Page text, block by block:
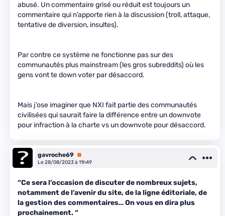
abusé. Un commentaire grisé ou réduit est toujours un
commentaire qui n’apporte rien à la discussion (troll, attaque,
tentative de diversion, insultes).
Par contre ce système ne fonctionne pas sur des
communautés plus mainstream (les gros subreddits) où les
gens vont te down voter par désaccord.
Mais j’ose imaginer que NXI fait partie des communautés
civilisées qui saurait faire la différence entre un downvote
pour infraction à la charte vs un downvote pour désaccord.
gavroche69 Premium
Le 28/08/2023 à 11h49
“Ce sera l’occasion de discuter de nombreux sujets,
notamment de l’avenir du site, de la ligne éditoriale, de
la gestion des commentaires… On vous en dira plus
prochainement. “